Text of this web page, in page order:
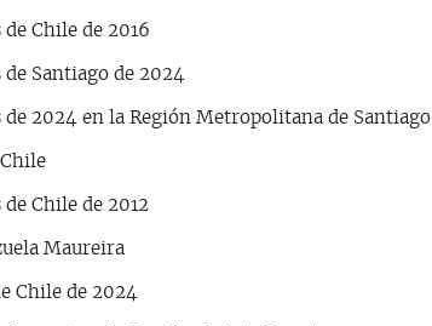
Chile de 2016
Santiago de 2024
2024 en la Región Metropolitana de Santiago
Chile de 2012
Maureira
Chile de 2024